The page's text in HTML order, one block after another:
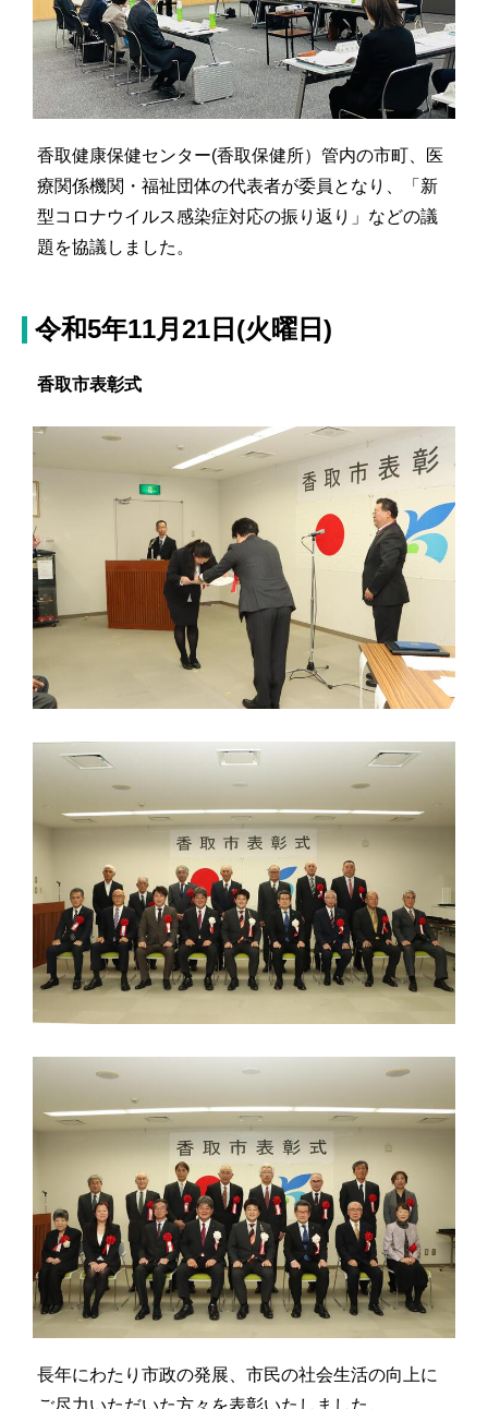
香取健康保健センター(香取保健所）管内の市町、医
療関係機関・福祉団体の代表者が委員となり、「新
型コロナウイルス感染症対応の振り返り」などの議
題を協議しました。
令和5年11月21日(火曜日)
香取市表彰式
長年にわたり市政の発展、市民の社会生活の向上に